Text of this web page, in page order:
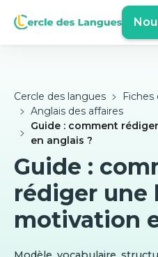
Cercle des langues
Fiches
Anglais des affaires
Guide : comment
en anglais ?
Guide :
rédiger une
motivation